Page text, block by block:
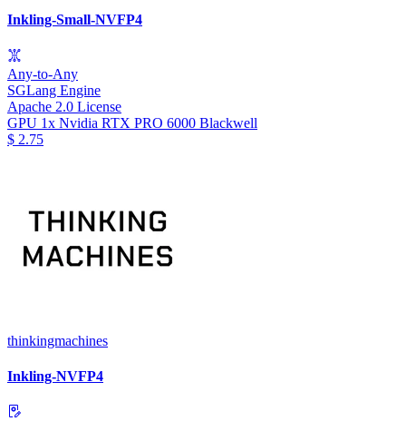
Inkling-Small-NVFP4
Any-to-Any
SGLang Engine
Apache 2.0 License
GPU 1x Nvidia RTX PRO 6000 Blackwell
$ 2.75
thinkingmachines
Inkling-NVFP4